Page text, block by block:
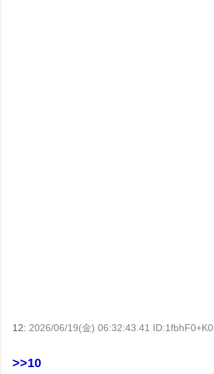
12: 2026/06/19(金) 06:32:43.41 ID:1fbhF0+K0
>>10